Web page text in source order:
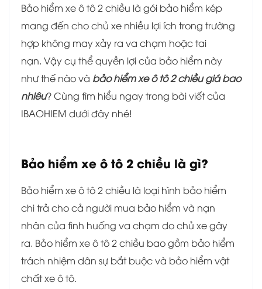
Bảo hiểm xe ô tô 2 chiều là gói bảo hiểm kép
mang đến cho chủ xe nhiều lợi ích trong trường
hợp không may xảy ra va chạm hoặc tai
nạn. Vậy cụ thể quyền lợi của bảo hiểm này
như thế nào và bảo hiểm xe ô tô 2 chiều giá bao
nhiêu? Cùng tìm hiểu ngay trong bài viết của
IBAOHIEM dưới đây nhé!
Bảo hiểm xe ô tô 2 chiều là gì?
Bảo hiểm xe ô tô 2 chiều là loại hình bảo hiểm
chi trả cho cả người mua bảo hiểm và nạn
nhân của tình huống va chạm do chủ xe gây
ra. Bảo hiểm xe ô tô 2 chiều bao gồm bảo hiểm
trách nhiệm dân sự bắt buộc và bảo hiểm vật
chất xe ô tô.